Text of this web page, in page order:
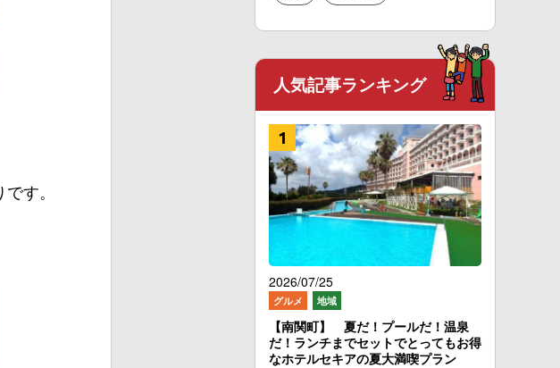
す。
人気記事ランキング
2026/07/25
グルメ 地域
【南関町】 夏だ！プールだ！温泉
だ！ランチまでセットでとってもお得
なホテルセキアの夏大満喫プラン